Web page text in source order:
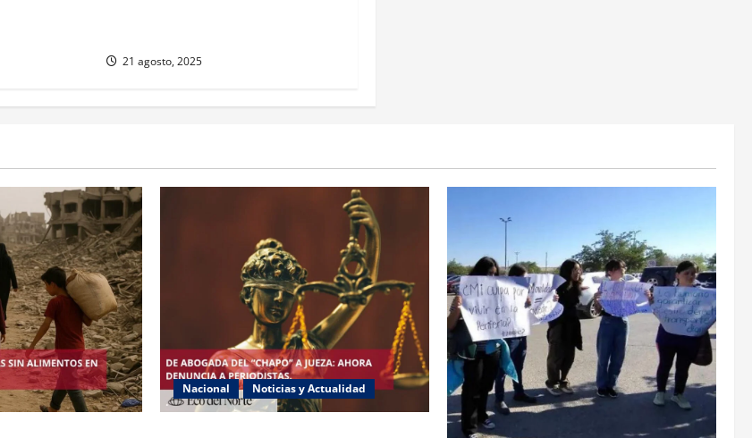
21 agosto, 2025
Nacional Noticias y Actualidad